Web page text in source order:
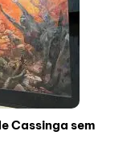
Cassinga sem